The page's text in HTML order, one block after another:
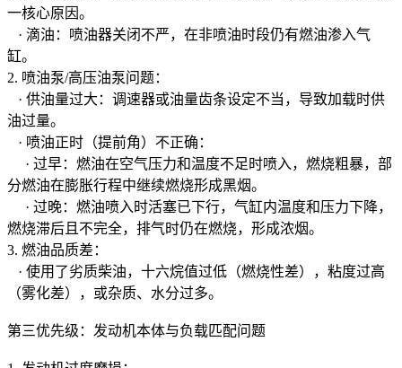
一核心原因。
· 滴油：喷油器关闭不严，在非喷油时段仍有燃油渗入气
缸。
2. 喷油泵/高压油泵问题：
· 供油量过大：调速器或油量齿条设定不当，导致加载时供
油过量。
· 喷油正时（提前角）不正确：
· 过早：燃油在空气压力和温度不足时喷入，燃烧粗暴，部
分燃油在膨胀行程中继续燃烧形成黑烟。
· 过晚：燃油喷入时活塞已下行，气缸内温度和压力下降，
燃烧滞后且不完全，排气时仍在燃烧，形成浓烟。
3. 燃油品质差：
· 使用了劣质柴油，十六烷值过低（燃烧性差），粘度过高
（雾化差），或杂质、水分过多。
第三优先级：发动机本体与负载匹配问题